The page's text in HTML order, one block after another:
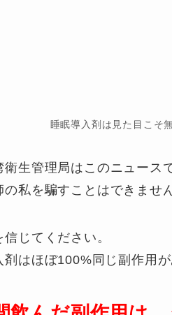
睡眠導入剤は見た目こそ
衛生管理局はこのニュース
の私を騙すことはできません
じてください。
剤はほぼ100%同じ副作用が